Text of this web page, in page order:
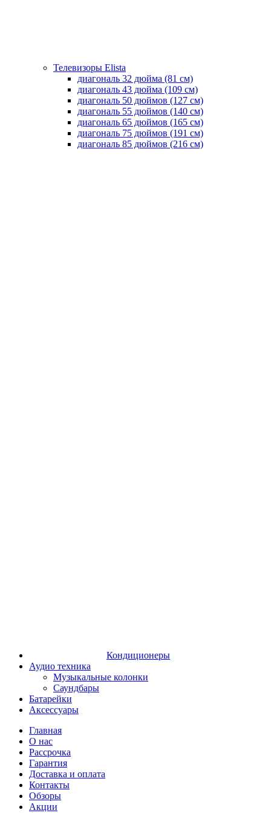
Телевизоры Elista
диагональ 32 дюйма (81 см)
диагональ 43 дюйма (109 см)
диагональ 50 дюймов (127 см)
диагональ 55 дюймов (140 cм)
диагональ 65 дюймов (165 cм)
диагональ 75 дюймов (191 см)
диагональ 85 дюймов (216 см)
Кондиционеры
Аудио техника
Музыкальные колонки
Саундбары
Батарейки
Аксессуары
Главная
О нас
Рассрочка
Гарантия
Доставка и оплата
Контакты
Обзоры
Акции